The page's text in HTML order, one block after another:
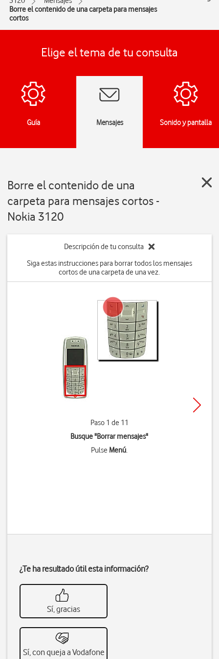
Borre el contenido de una carpeta para mensajes
cortos
Elige el tema de tu consulta
Guía Mensajes Sonido y pantalla
Borre el contenido de una
carpeta para mensajes cortos -
Nokia 3120
Descripción de tu consulta
Siga estas instrucciones para borrar todos los mensajes
cortos de una carpeta de una vez.
Paso 1 de 11
Busque "Borrar mensajes"
Pulse Menú.
¿Te ha resultado útil esta información?
Sí, gracias
Sí, con queja a Vodafone